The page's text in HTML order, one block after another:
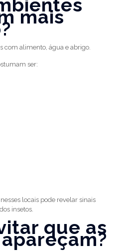
mais
com alimento, água e abrigo.
ser:
locais pode revelar sinais
insetos.
que as